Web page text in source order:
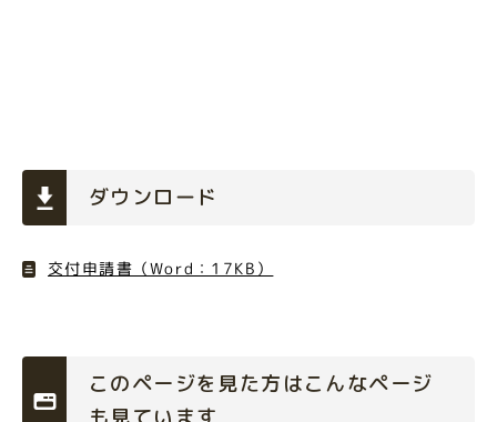
ダウンロード
交付申請書（Word：17KB）
このページを見た方はこんなページ